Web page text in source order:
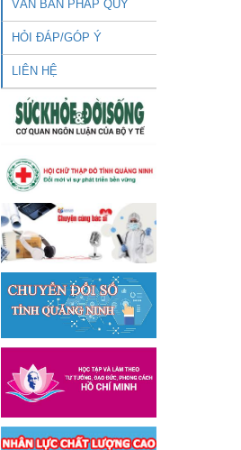
VĂN BẢN PHÁP QUY
HỎI ĐÁP/GÓP Ý
LIÊN HỆ